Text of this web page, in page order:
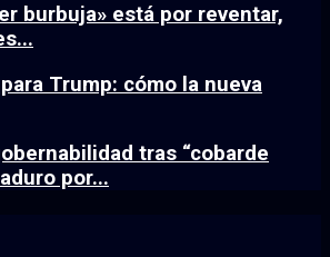
burbuja» está por reventar,
Trump: cómo la nueva
tras “cobarde
por...